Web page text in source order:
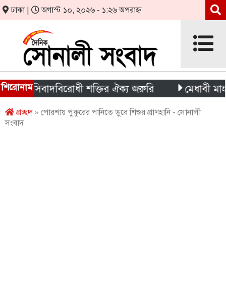
ঢাকা | অগাস্ট ১০, ২০২৬ - ১:২৬ অপরাহ্ন
শিরোনাম শক্তির ঐক্য জরুরি মেধাবী
প্রচ্ছদ» পোরশায় পুকুরের পানিতে ডুবে শিশুর প্রাণহানি - সোনালী
সংবাদ